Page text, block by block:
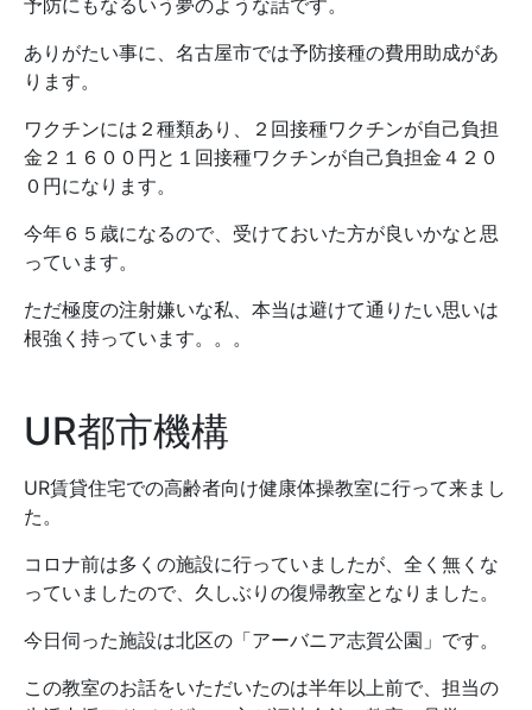
予防にもなるいう夢のような話です。
ありがたい事に、名古屋市では予防接種の費用助成があ
ります。
ワクチンには２種類あり、２回接種ワクチンが自己負担
金２１６００円と１回接種ワクチンが自己負担金４２０
０円になります。
今年６５歳になるので、受けておいた方が良いかなと思
っています。
ただ極度の注射嫌いな私、本当は避けて通りたい思いは
根強く持っています。。。
UR都市機構
UR賃貸住宅での高齢者向け健康体操教室に行って来まし
た。
コロナ前は多くの施設に行っていましたが、全く無くな
っていましたので、久しぶりの復帰教室となりました。
今日伺った施設は北区の「アーバニア志賀公園」です。
この教室のお話をいただいたのは半年以上前で、担当の